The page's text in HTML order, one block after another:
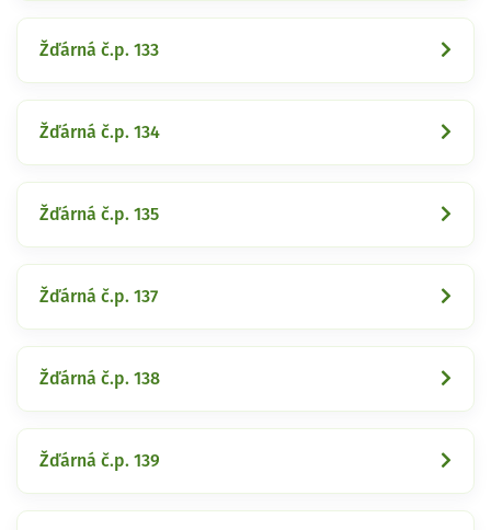
Žďárná č.p. 133
Žďárná č.p. 134
Žďárná č.p. 135
Žďárná č.p. 137
Žďárná č.p. 138
Žďárná č.p. 139